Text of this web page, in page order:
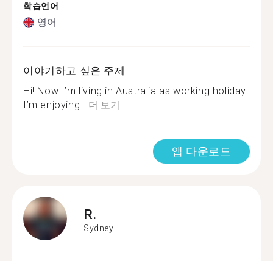
학습언어
영어
이야기하고 싶은 주제
Hi! Now I’m living in Australia as working holiday.
I’m enjoying...더 보기
앱 다운로드
R.
Sydney